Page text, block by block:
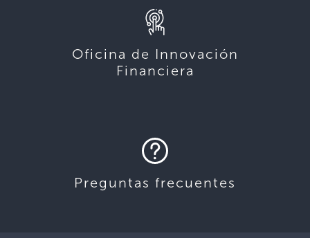
Oficina de Innovación
Financiera
Preguntas frecuentes